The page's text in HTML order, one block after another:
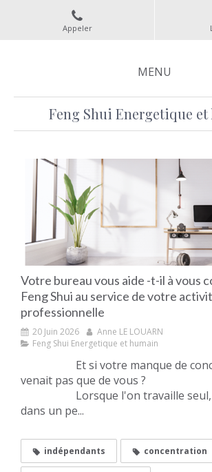
Appeler
MENU
Feng Shui Energetique
Votre bureau vous aide -t-il à vous
Feng Shui au service de votre
professionnelle
20 Juin 2026
Anne LE LOUARN
Feng Shui Energetique et humain
Et si votre manque de
venait pas que de vous ?
Lorsque l'on travaille seul, à
dans un pe...
indépendants concentration